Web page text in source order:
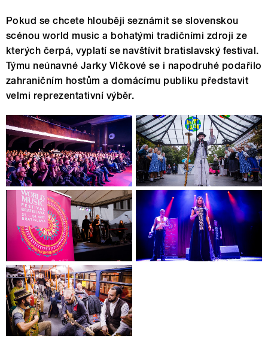
Pokud se chcete hlouběji seznámit se slovenskou
scénou world music a bohatými tradičními zdroji ze
kterých čerpá, vyplatí se navštívit bratislavský festival.
Týmu neúnavné Jarky Vlčkové se i napodruhé podařilo
zahraničním hostům a domácímu publiku představit
velmi reprezentativní výběr.